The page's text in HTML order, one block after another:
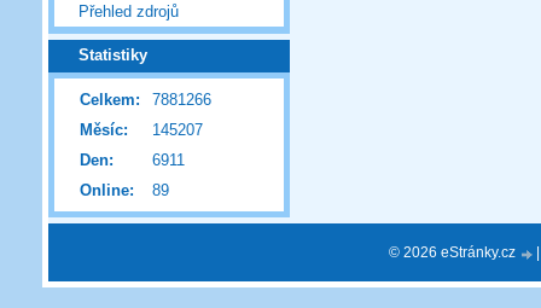
Přehled zdrojů
Statistiky
Online: 89
Celkem:
7881266
Měsíc:
145207
Den:
6911
© 2026 eStránky.cz